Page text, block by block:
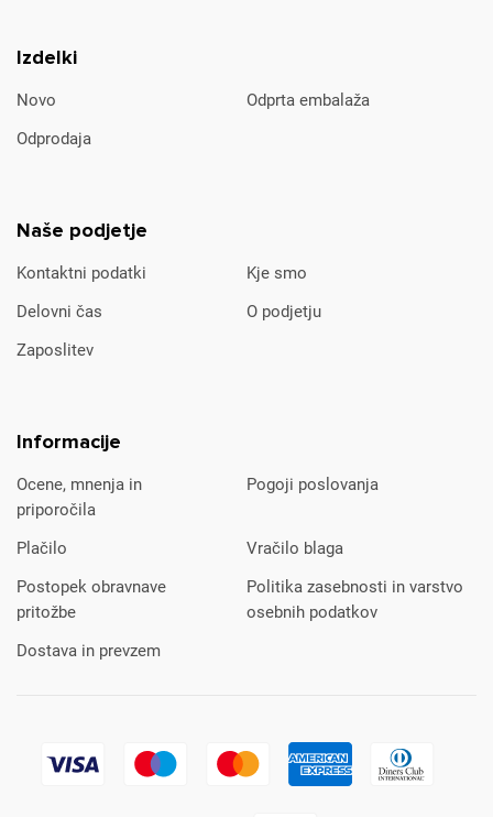
Izdelki
Novo
Odprta embalaža
Odprodaja
Naše podjetje
Kontaktni podatki
Kje smo
Delovni čas
O podjetju
Zaposlitev
Informacije
Ocene, mnenja in
priporočila
Pogoji poslovanja
Plačilo
Vračilo blaga
Postopek obravnave
pritožbe
Politika zasebnosti in varstvo
osebnih podatkov
Dostava in prevzem